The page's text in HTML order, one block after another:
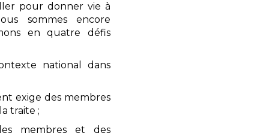
pour donner vie à
sommes encore
en quatre défis
national dans
exige des membres
traite ;
membres et des